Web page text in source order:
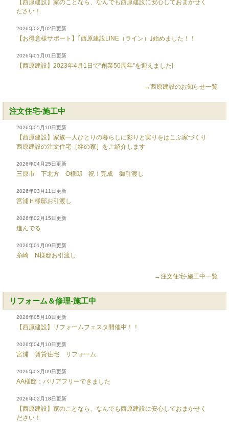
【西原建設】家のことなら、なんでも西原建設に安心しておまかせく
ださい！
2026年02月02日更新
【お得意様サポート】｢西原建設LINE（ライン）｣始めました！！
2026年01月01日更新
【西原建設】2023年4月1日で“創業50周年”を迎えました!
→西原建設のお知らせ一覧
注文住宅-施工中
2026年05月10日更新
【西原建設】家族一人ひとりの暮らしに彩りと実りをはこぶ家づくり
西原建設の注文住宅［絆の家］をご紹介します
2026年04月25日更新
三原市 下北方 O様邸 祝！完成 御引渡し
2026年03月11日更新
宮浦Ｈ様邸お引渡し
2026年02月15日更新
進んでる
2026年01月09日更新
糸崎 N様邸お引渡し
→注文住宅-施工中一覧
リフォーム＆修理-施工中
2026年05月10日更新
【西原建設】リフォームフェスタ開催中！！
2026年04月10日更新
宮浦 賃貸住宅 リフォーム
2026年03月09日更新
AA様邸：バリアフリーできました
2026年02月18日更新
【西原建設】家のことなら、なんでも西原建設に安心しておまかせく
ださい！